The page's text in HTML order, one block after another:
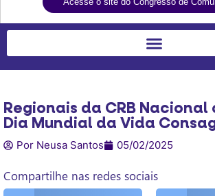
Regionais da CRB
Dia Mundial da Vida
Por Neusa Santos 05/02/2025
Compartilhe nas redes sociais